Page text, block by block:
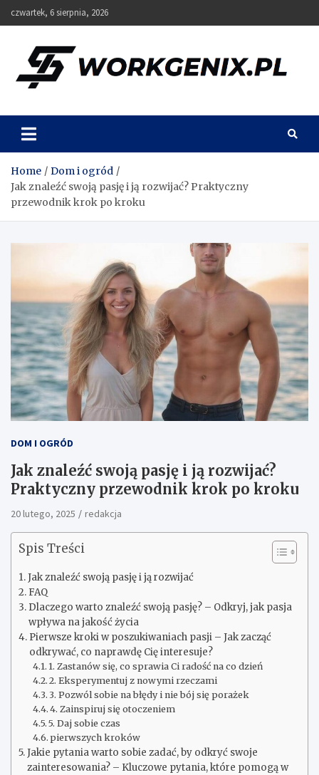
to
czwartek, 6 sierpnia, 2026
Workgenix
Home
Dom i ogród
Jak znaleźć swoją pasję i ją rozwijać? Praktyczny
przewodnik krok po kroku
DOM I OGRÓD
Jak znaleźć swoją pasję i ją rozwijać?
Praktyczny przewodnik krok po kroku
20 lutego, 2025 redakcja
Spis Treści
Jak znaleźć swoją pasję i ją rozwijać
FAQ
Dlaczego warto znaleźć swoją pasję? – Odkryj, jak pasja
wpływa na jakość życia
Pierwsze kroki w poszukiwaniach pasji – Jak zacząć
odkrywać, co naprawdę Cię interesuje?
1. Zastanów się, co sprawia Ci radość na co dzień
2. Eksperymentuj z nowymi rzeczami
3. Pozwól sobie na błędy i nie bój się porażek
4. Zainspiruj się otoczeniem
5. Daj sobie czas
pierwszych kroków
Jakie pytania warto sobie zadać, by odkryć swoje
zainteresowania? – Kluczowe pytania, które pomogą w